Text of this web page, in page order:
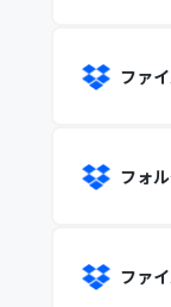
ファ
フォ
ファ